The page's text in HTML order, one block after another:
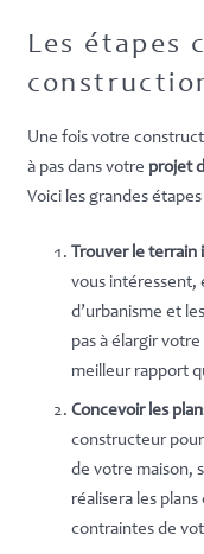
Les étapes
Une fois votre
à pas dans votre projet
Voici les grandes étapes
Trouver le terrain
vous intéressent,
d’urbanisme et
pas à élargir
meilleur rapport
Concevoir les
constructeur
de votre maison,
réalisera les
contraintes de